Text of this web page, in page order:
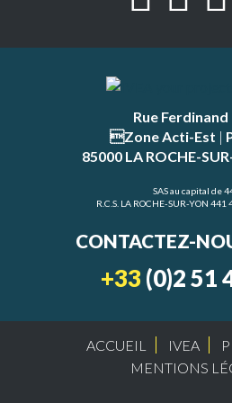
Rue
Zone Acti-Est |
85000 LA ROCHE-
SAS au capital de
R.C.S. LA ROCHE-SUR-YON
CONTACTEZ-
+33 (0)2 51
ACCUEIL IVEA
MENTIONS